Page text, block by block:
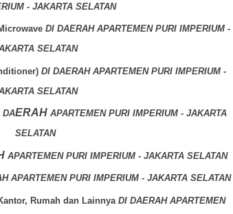
- JAKARTA SELATAN
DI DAERAH APARTEMEN PURI IMPERIUM -
SELATAN
DI DAERAH APARTEMEN PURI IMPERIUM -
SELATAN
DAERAH APARTEMEN PURI IMPERIUM - JAKARTA
SELATAN
APARTEMEN PURI IMPERIUM - JAKARTA SELATAN
APARTEMEN PURI IMPERIUM - JAKARTA SELATAN
Rumah dan Lainnya DI DAERAH APARTEMEN